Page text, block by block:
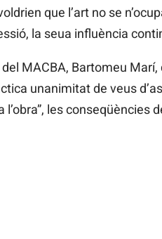
que l’art no se
la seua influència
MACBA, Bartomeu
unanimitat de veus
les conseqüències